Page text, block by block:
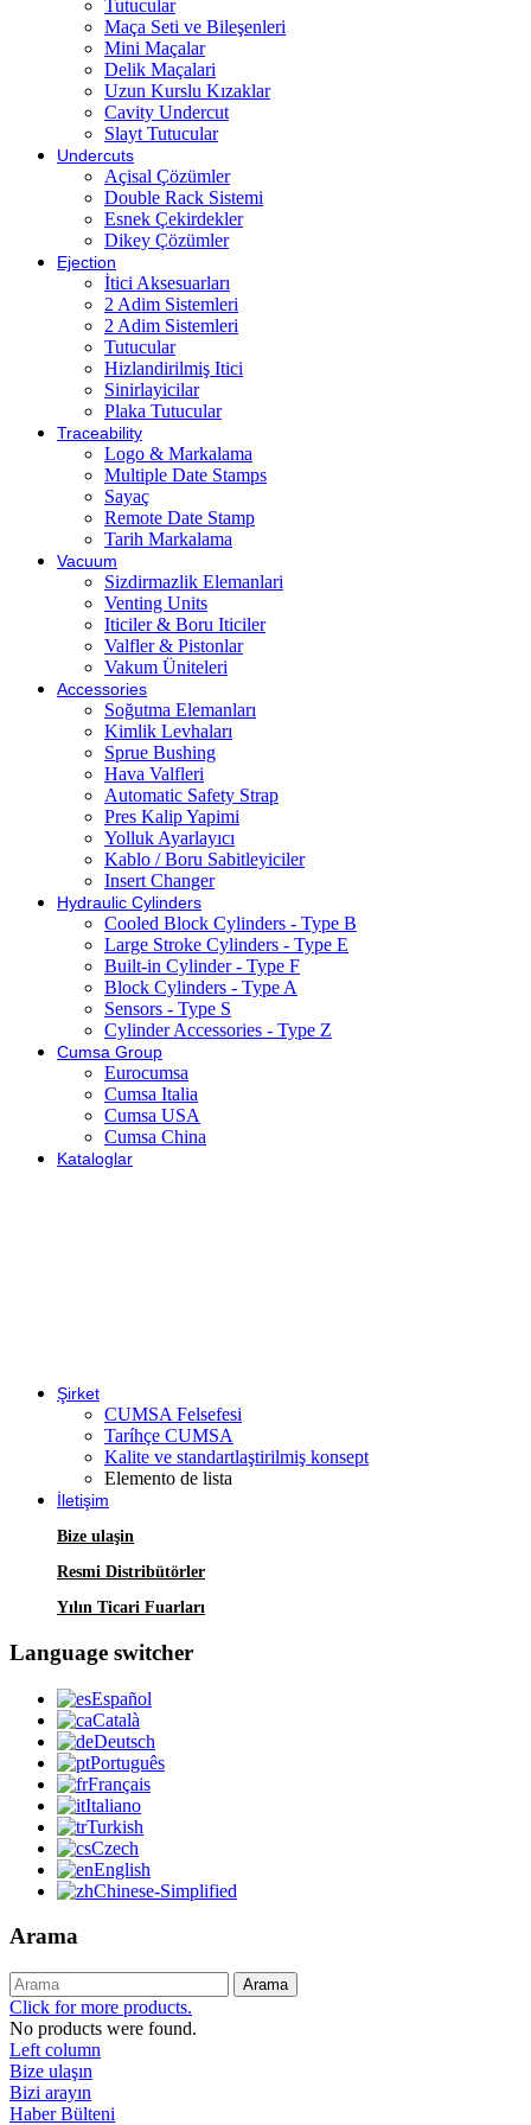
Tutucular
Maça Seti ve Bileşenleri
Mini Maçalar
Delik Maçalari
Uzun Kurslu Kızaklar
Cavity Undercut
Slayt Tutucular
Undercuts
Açisal Çözümler
Double Rack Sistemi
Esnek Çekirdekler
Dikey Çözümler
Ejection
İtici Aksesuarları
2 Adim Sistemleri
2 Adim Sistemleri
Tutucular
Hizlandirilmiş Itici
Sinirlayicilar
Plaka Tutucular
Traceability
Logo & Markalama
Multiple Date Stamps
Sayaç
Remote Date Stamp
Tarih Markalama
Vacuum
Sizdirmazlik Elemanlari
Venting Units
Iticiler & Boru Iticiler
Valfler & Pistonlar
Vakum Üniteleri
Accessories
Soğutma Elemanları
Kimlik Levhaları
Sprue Bushing
Hava Valfleri
Automatic Safety Strap
Pres Kalip Yapimi
Yolluk Ayarlayıcı
Kablo / Boru Sabitleyiciler
Insert Changer
Hydraulic Cylinders
Cooled Block Cylinders - Type B
Large Stroke Cylinders - Type E
Built-in Cylinder - Type F
Block Cylinders - Type A
Sensors - Type S
Cylinder Accessories - Type Z
Cumsa Group
Eurocumsa
Cumsa Italia
Cumsa USA
Cumsa China
Kataloglar
Şirket
CUMSA Felsefesi
Taríhçe CUMSA
Kalite ve standartlaştirilmiş konsept
Elemento de lista
İletişim
Bize ulaşin
Resmi Distribütörler
Yılın Ticari Fuarları
Language switcher
Español
Català
Deutsch
Português
Français
Italiano
Turkish
Czech
English
Chinese-Simplified
Arama
Arama
Click for more products.
No products were found.
Left column
Bize ulaşın
Bizi arayın
Haber Bülteni